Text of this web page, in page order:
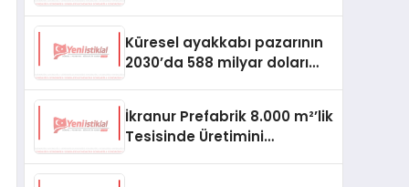
Küresel ayakkabı pazarının
2030’da 588 milyar doları
İkranur Prefabrik 8.000 m²’lik
Tesisinde Üretimini